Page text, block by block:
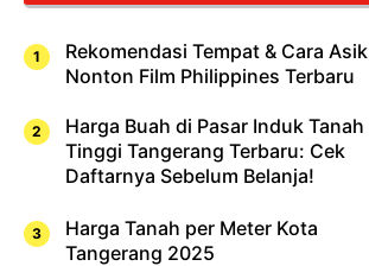
Rekomendasi Tempat & Cara Asik
Nonton Film Philippines Terbaru
Harga Buah di Pasar Induk Tanah
Tinggi Tangerang Terbaru: Cek
Daftarnya Sebelum Belanja!
Harga Tanah per Meter Kota
Tangerang 2025